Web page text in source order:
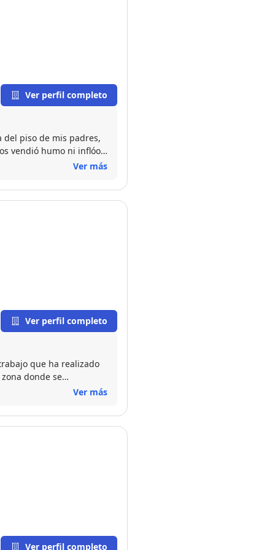
Ver perfil completo
del piso de mis padres,
vendió humo ni inflóo
Ha tenido un tratoVer más
Ver perfil completo
que ha realizado
donde se
Ver más
Ver perfil completo